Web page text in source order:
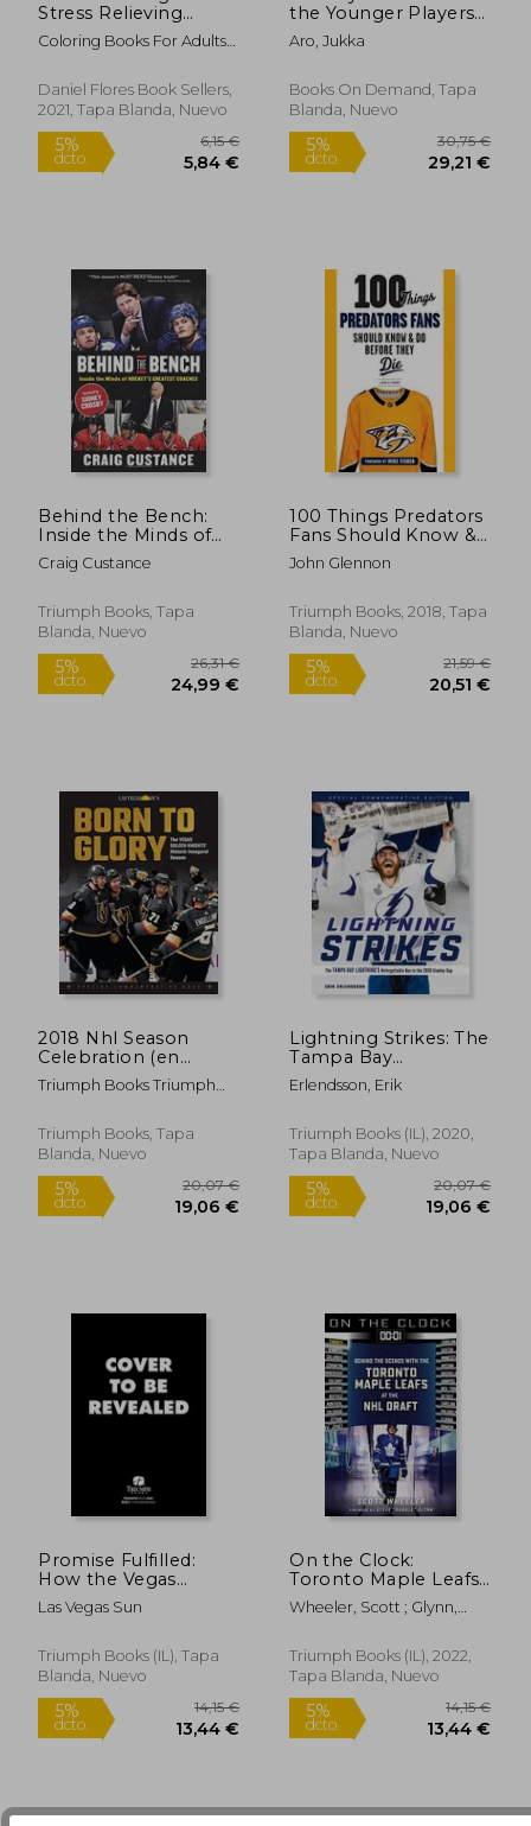
5%
dcto. 9,27 €
5%
dcto.
Stress Relieving
Designs Animals,
Mandalas, Flowers,
so Much More: Stress
Relieving Designs
Much More: Coloring
Book for Adults (en
Coloring Books For Adults
Books ; Coloring Books For
Adults
Daniel Flores Book Sellers,
2021, Tapa Blanda, Nuevo
the Younger Players
(en Inglés)
Aro, Jukka
Books On Demand, Tapa
Blanda, Nuevo
Behind the Bench:
Inside the Minds of
Hockey's Greatest
Coaches
Craig Custance
Triumph Books, Tapa
Blanda, Nuevo
5%
dcto. 24,99 €
100 Things Predators
Fans Should Know &
do Before They die
(100 Things. Fans
Inglés)
John Glennon
Triumph Books, 2018, Tapa
Blanda, Nuevo
5%
dcto.
2018 Nhl Season
Celebration (en
Inglés)
Triumph Books Triumph
Triumph Books, Tapa
Blanda, Nuevo
Lightning Strikes: The
Tampa Bay
Lightning's
Unforgettable Run to
(en Inglés)
Erlendsson, Erik
Triumph Books (IL), 2020,
Tapa Blanda, Nuevo
Promise Fulfilled:
How the Vegas
Golden Knights
Conquered Their
(en Inglés)
Las Vegas Sun
Triumph Books (IL), Tapa
Blanda, Nuevo
On the Clock:
Toronto Maple Leafs:
Behind the Scenes
With the Toronto
nhl Draft (en Inglés)
Wheeler, Scott ; Glynn,
Triumph Books (IL), 2022,
Tapa Blanda, Nuevo